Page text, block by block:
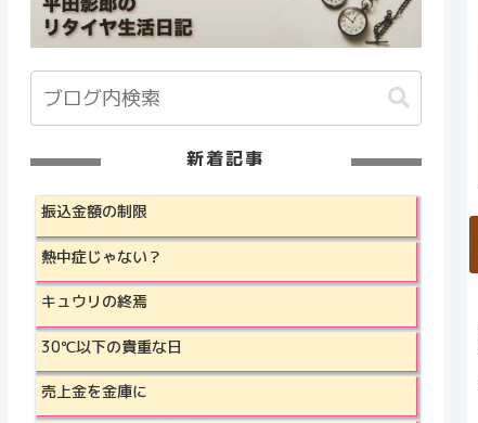
新着記事
振込金額の制限
熱中症じゃない？
キュウリの終焉
30℃以下の貴重な日
売上金を金庫に